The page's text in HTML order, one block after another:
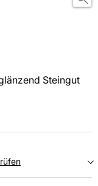
Steingut